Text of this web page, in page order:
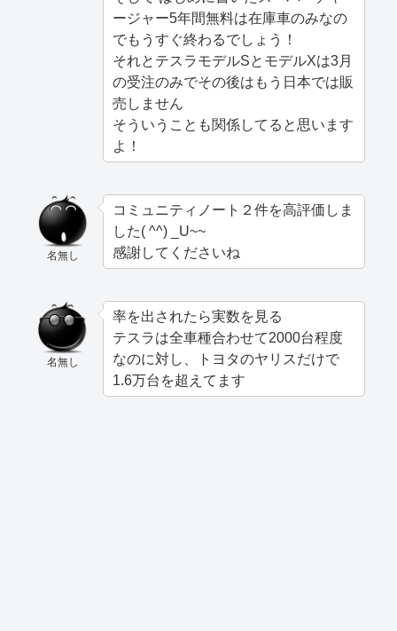
ージャー5年間無料は在庫車のみなの
でもうすぐ終わるでしょう！
それとテスラモデルSとモデルXは3月
の受注のみでその後はもう日本では販
売しません
そういうことも関係してると思います
よ！
名無し
コミュニティノート２件を高評価しま
した( ^^) _U~~
感謝してくださいね
名無し
率を出されたら実数を見る
テスラは全車種合わせて2000台程度
なのに対し、トヨタのヤリスだけで
1.6万台を超えてます